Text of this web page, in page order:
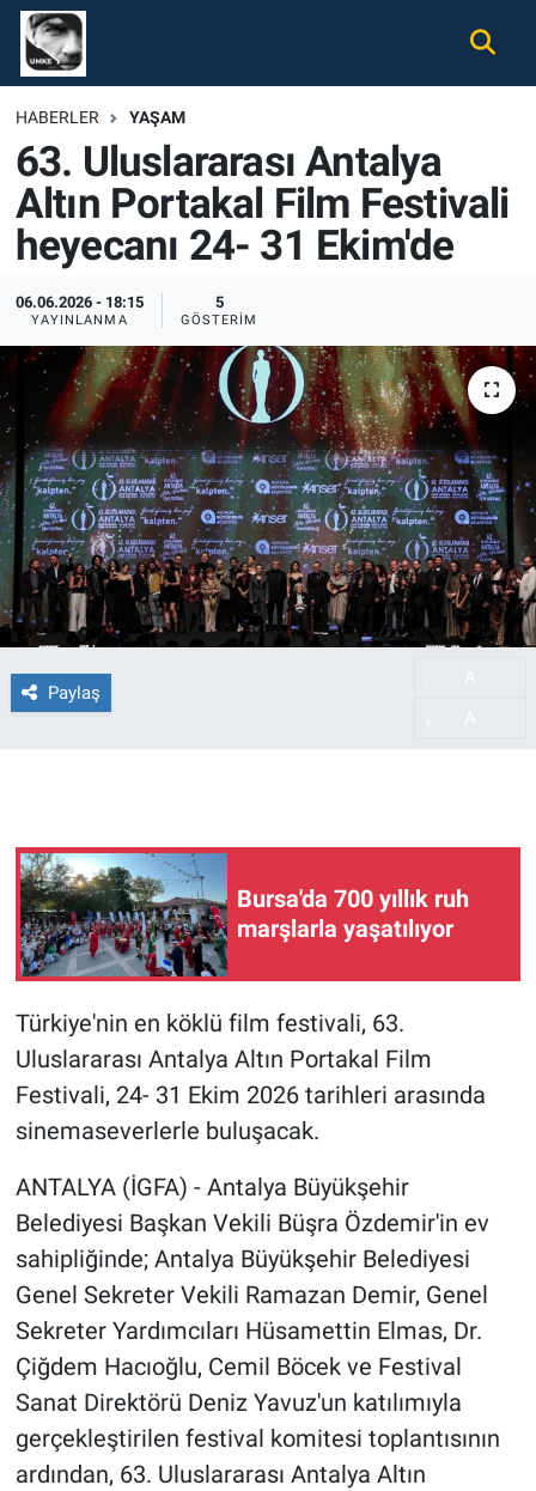
HABERLER YAŞAM
63. Uluslararası Antalya
Altın Portakal Film Festivali
heyecanı 24- 31 Ekim'de
06.06.2026 - 18:15
YAYINLANMA
5
GÖSTERIM
Paylaş
Bursa'da 700 yıllık ruh
marşlarla yaşatılıyor
Türkiye'nin en köklü film festivali, 63.
Uluslararası Antalya Altın Portakal Film
Festivali, 24- 31 Ekim 2026 tarihleri arasında
sinemaseverlerle buluşacak.
ANTALYA (İGFA) - Antalya Büyükşehir
Belediyesi Başkan Vekili Büşra Özdemir'in ev
sahipliğinde; Antalya Büyükşehir Belediyesi
Genel Sekreter Vekili Ramazan Demir, Genel
Sekreter Yardımcıları Hüsamettin Elmas, Dr.
Çiğdem Hacıoğlu, Cemil Böcek ve Festival
Sanat Direktörü Deniz Yavuz'un katılımıyla
gerçekleştirilen festival komitesi toplantısının
ardından, 63. Uluslararası Antalya Altın
Gündem
Ekonomi
Spor
Magazin
Tüm Haberler
İletişim
Künye
Nöbetçi Eczaneler
Hava Durumu
Namaz Vakitleri
Trafik Durumu
Süper Lig Puan Durumu ve Fikstür
Tüm Manşetler
Son Dakika Haberleri
Haber Arşivi